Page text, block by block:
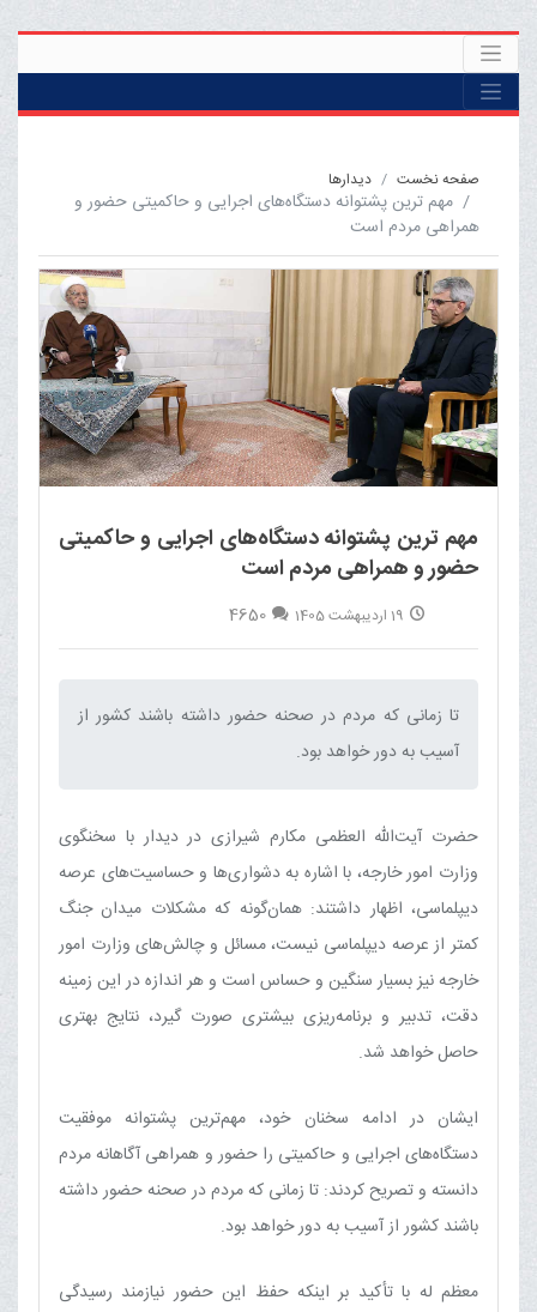
صفحه نخست ديدارها
مهم ترین پشتوانه دستگاه‌های اجرایی و حاکمیتی حضور و
همراهی مردم است
مهم ترین پشتوانه دستگاه‌های اجرایی و حاکمیتی
حضور و همراهی مردم است
19 اردیبهشت 1405 4650
تا زمانی که مردم در صحنه حضور داشته باشند کشور از
آسیب به دور خواهد بود.‌
حضرت آیت‌الله العظمی مکارم شیرازی در دیدار با سخنگوی
وزارت امور خارجه، با اشاره به دشواری‌ها و حساسیت‌های عرصه
دیپلماسی، اظهار داشتند: همان‌گونه که مشکلات میدان جنگ
کمتر از عرصه دیپلماسی نیست، مسائل و چالش‌های وزارت امور
خارجه نیز بسیار سنگین و حساس است و هر اندازه در این زمینه
دقت، تدبیر و برنامه‌ریزی بیشتری صورت گیرد، نتایج بهتری
حاصل خواهد شد.
ایشان در ادامه سخنان خود، مهم‌ترین پشتوانه موفقیت
دستگاه‌های اجرایی و حاکمیتی را حضور و همراهی آگاهانه مردم
دانسته و تصریح کردند: تا زمانی که مردم در صحنه حضور داشته
باشند کشور از آسیب به دور خواهد بود.
معظم له با تأکید بر اینکه حفظ این حضور نیازمند رسیدگی